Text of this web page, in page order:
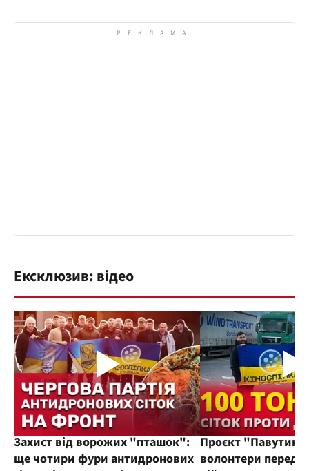
Ексклюзив: відео
Захист від ворожих "пташок":
ще чотири фури антидронових
Проєкт
волонтери